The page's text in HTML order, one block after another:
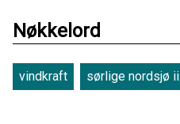
Nøkkelord
vindkraft sørlige nordsjø ii